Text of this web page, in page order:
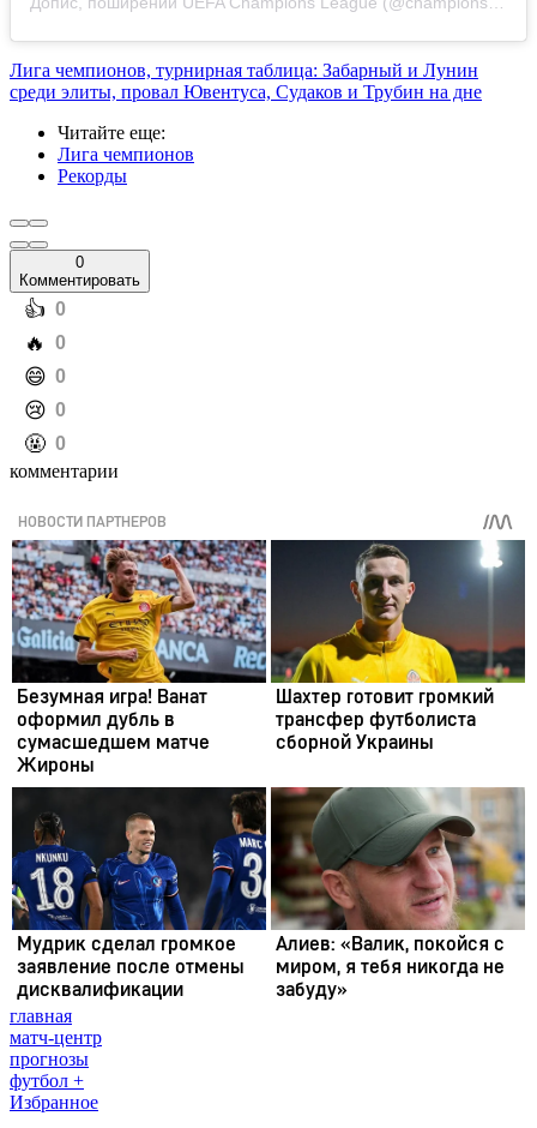
Лига чемпионов, турнирная таблица: Забарный и Лунин
среди элиты, провал Ювентуса, Судаков и Трубин на дне
Читайте еще:
Лига чемпионов
Рекорды
0
Комментировать
️👍 0
️🔥 0
️😄 0
️😢 0
️🤬 0
комментарии
главная
матч-центр
прогнозы
футбол +
Избранное